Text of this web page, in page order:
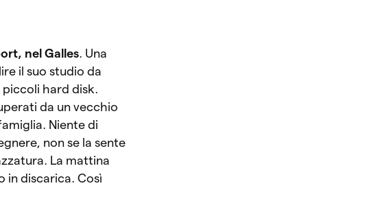
nel Galles. Una
il suo studio da
hard disk.
da un vecchio
Niente di
non se la sente
La mattina
in discarica. Così